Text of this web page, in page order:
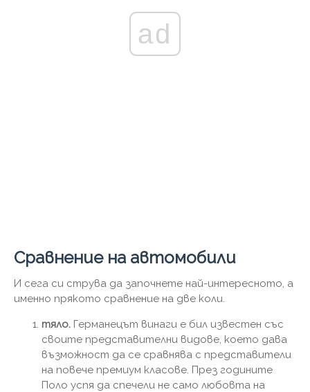
ad
Сравнение на автомобили
И сега си струва да започнете най-интересното, а
именно прякото сравнение на две коли.
тяло. Германецът винаги е бил известен със
своите представителни видове, което дава
възможност да се сравнява с представители
на повече премиум класове. През годините
Поло успя да спечели не само любовта на